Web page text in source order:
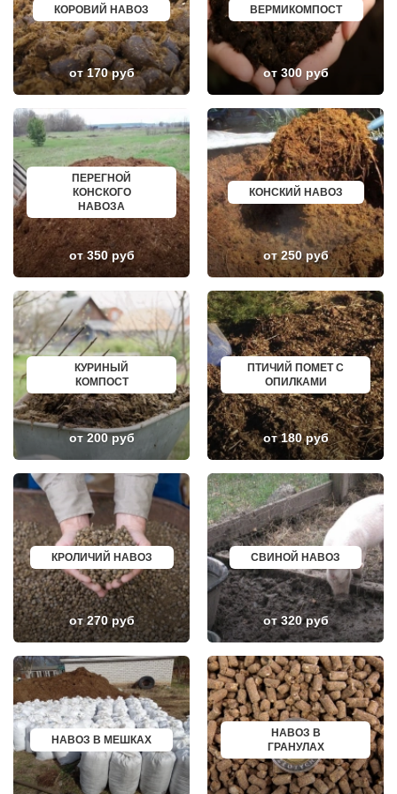
КЛИН
КЛЯЗЬМА
КНУТОВО
КОЖИНО
КОКОШКИНО
КОЛЮБАКИНО
КОММУНАРКА
КОНСТАНТИНОВО
КОРЕНЕВО
КОРОЛЕВ
КОСИНО
КОТЕЛЬНИКИ
КРАСКОВО
КРАСНАЯ ПАХРА
КРАСНОАРМЕЙСК
КРАСНОГОРСК
КРАСНОЗАВОДСК
КРАСНОЗНАМЕНСК
КРАТОВО
КРЮКОВО
КУБИНКА
КУПАВНА
КУРОВСКОЕ
ЛЕСНОЙ
ЛЕТОВО
ЛИКИНО-ДУЛЕВО
ЛОБАНОВО
ЛОБНЯ
ЛОПАТИНСКИЙ
ЛОСИНО-ПЕТРОВСКИЙ
ЛОТОШИНО
ЛУХОВИЦЫ
ЛЫТКАРИНО
ЛЬВОВСКИЙ
ЛЮБЕРЦЫ
ЛЮБУЧАНЫ
МАЛАХОВКА
МАЛИНО
МАМЫРИ
МАРФИНО
МЕНДЕЛЕЕВО
МЕШКОВО
МЕЩЕРИНО
МИШЕРОНСКИЙ
МОЖАЙСК
МОЛОДЕЖНЫЙ
МОЛОКОВО
МОНИНО
МОСКОВСКИЙ
МУХАНОВО
МЫТИЩИ
НАРО-ФОМИНСК
НАХАБИНО
ЕЛАБУГА
ЕЛЕЦ
ПАВЛОВО
КИСЛОВОДСК
КРОПОТКИН
УСОЛЬЕ
НИЖНЕВАРТОВСК
КОРЕНОВСК
ПИОНЕРСКИЙ
КИРИШИ
САРОВ
ЧАПАЕВСК
АЛЕКСИН
БЕЛОРЕЧЕНСК
БОЛЬШОЙ КАМЕНЬ
КИРЖАЧ
ПРИОЗЕРСК
САЛЬСК
ТОБОЛЬСК
ВОТКИНСК
КИЗЛЯР
БЕРДСК
НЕФТЕЮГАНСК
ВОЛХОВ
САЛАВАТ
СОСНОВЫЙ БОР
РЕВДА
ГАГАРИН
ПОЧИНОК
ГУСЕВ
КАНАШ
КУРГАНИНСК
ДИМИТРОВГРАД
СИМ
МАЛОЯРОСЛАВЕЦ
МАРИИНСК
МИНУСИНСК
ВЕРХНЯЯ ПЫШМА
РОССОШЬ
УСТЬ ЛАБИНСК
КОМСОМОЛЬСК
РЖЕВ
АЛЕКСЕЕВКА
ВЯЗЬМА
ПОКРОВ
ЗЕЛЕНОДОЛЬСК
ЛИВНЫ
БОБРОВ
ЛИСКИ
КУЗНЕЦК
БАЛАШОВ
ВЫШНИЙ ВОЛОЧЕК
БЕЛОЯРСКИЙ
ГУСЬ ХРУСТАЛЬНЫЙ
КОРОВИЙ НАВОЗ
от 170 руб
ВЕРМИКОМПОСТ
от 300 руб
ПЕРЕГНОЙ
КОНСКОГО
НАВОЗА
от 350 руб
КОНСКИЙ НАВОЗ
от 250 руб
КУРИНЫЙ
КОМПОСТ
от 200 руб
ПТИЧИЙ ПОМЕТ С
ОПИЛКАМИ
от 180 руб
КРОЛИЧИЙ НАВОЗ
от 270 руб
СВИНОЙ НАВОЗ
от 320 руб
НАВОЗ В МЕШКАХ
НАВОЗ В
ГРАНУЛАХ